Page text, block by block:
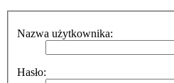
Nazwa użytkownika:
Hasło: